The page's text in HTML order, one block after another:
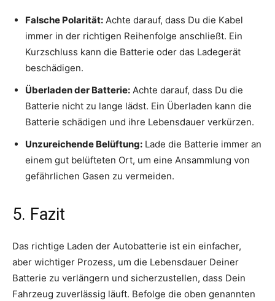
Falsche Polarität: Achte darauf, dass Du die Kabel
immer in der richtigen Reihenfolge anschließt. Ein
Kurzschluss kann die Batterie oder das Ladegerät
beschädigen.
Überladen der Batterie: Achte darauf, dass Du die
Batterie nicht zu lange lädst. Ein Überladen kann die
Batterie schädigen und ihre Lebensdauer verkürzen.
Unzureichende Belüftung: Lade die Batterie immer an
einem gut belüfteten Ort, um eine Ansammlung von
gefährlichen Gasen zu vermeiden.
5. Fazit
Das richtige Laden der Autobatterie ist ein einfacher,
aber wichtiger Prozess, um die Lebensdauer Deiner
Batterie zu verlängern und sicherzustellen, dass Dein
Fahrzeug zuverlässig läuft. Befolge die oben genannten